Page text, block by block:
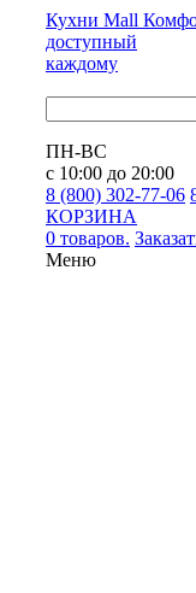
Кухни Mall
доступный
каждому
ПН-ВС
с 10:00 до 20:00
8 (800) 302-77-06
КОРЗИНА
0 товаров.
Меню